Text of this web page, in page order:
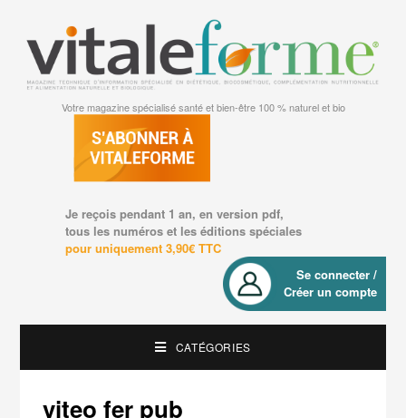
Votre magazine spécialisé santé et bien-être 100 % naturel et bio
Je reçois pendant 1 an, en version pdf,
tous les numéros et les éditions spéciales
pour uniquement 3,90€ TTC
Se connecter /
Créer un compte
CATÉGORIES
viteo fer pub